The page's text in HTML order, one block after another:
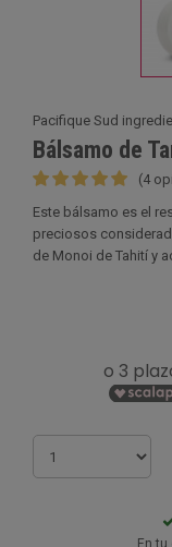
Pacifique Sud
Bálsamo de
(4
Este bálsamo es el
preciosos
de Monoi de Tahití y
En